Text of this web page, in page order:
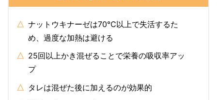
ナットウキナーゼは70℃以上で失活するた
め、過度な加熱は避ける
25回以上かき混ぜることで栄養の吸収率アッ
プ
タレは混ぜた後に加えるのが効果的